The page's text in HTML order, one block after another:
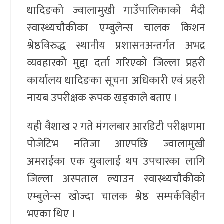
धादिङको ज्वालामुखी गाउँपालिकाको मैदी
स्वास्थ्यचौकीका एम्बुलेन्स चालक किशन
श्रेष्ठविरुद्ध स्थानीय प्रशासनअन्तर्गत अभद्र
व्यवहारको मुद्दा दर्ता गरिएको जिल्ला प्रहरी
कार्यालय धादिङका सूचना अधिकारी एवं प्रहरी
नायब उपरीक्षक रूपक खड्काले बताए ।
यही वैशाख २ गते मंगलबार आरडिटी परीक्षणमा
पोजेटिभ नतिजा आएपछि ज्वालामुखी
अमराईका एक युवालाई थप उपचारका लागि
जिल्ला अस्पताल ल्याउन स्वास्थ्यचौकीको
एम्बुलेन्स खोज्दा चालक श्रेष्ठ सम्पर्कविहीन
भएका थिए ।